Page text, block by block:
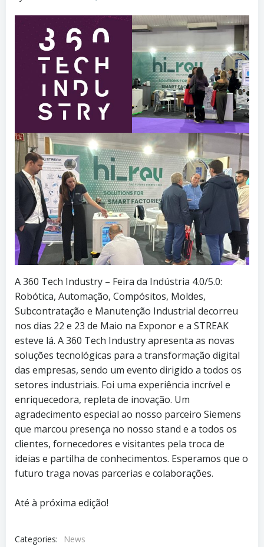
A 360 Tech Industry – Feira da Indústria 4.0/5.0:
Robótica, Automação, Compósitos, Moldes,
Subcontratação e Manutenção Industrial decorreu
nos dias 22 e 23 de Maio na Exponor e a STREAK
esteve lá. A 360 Tech Industry apresenta as novas
soluções tecnológicas para a transformação digital
das empresas, sendo um evento dirigido a todos os
setores industriais. Foi uma experiência incrível e
enriquecedora, repleta de inovação. Um
agradecimento especial ao nosso parceiro Siemens
que marcou presença no nosso stand e a todos os
clientes, fornecedores e visitantes pela troca de
ideias e partilha de conhecimentos. Esperamos que o
futuro traga novas parcerias e colaborações.
Até à próxima edição!
Categories:
News